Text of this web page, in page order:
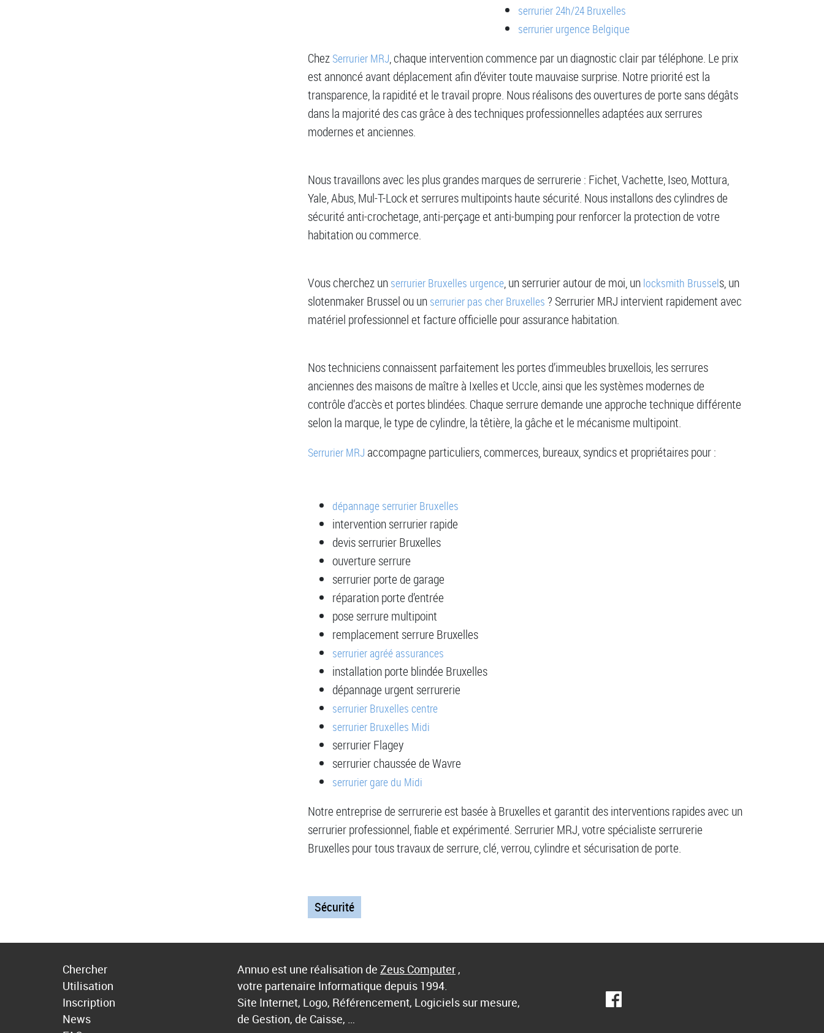
serrurier 24h/24 Bruxelles
serrurier urgence Belgique
Chez Serrurier MRJ, chaque intervention commence par un diagnostic clair par téléphone. Le prix
est annoncé avant déplacement afin d’éviter toute mauvaise surprise. Notre priorité est la
transparence, la rapidité et le travail propre. Nous réalisons des ouvertures de porte sans dégâts
dans la majorité des cas grâce à des techniques professionnelles adaptées aux serrures
modernes et anciennes.
Nous travaillons avec les plus grandes marques de serrurerie : Fichet, Vachette, Iseo, Mottura,
Yale, Abus, Mul-T-Lock et serrures multipoints haute sécurité. Nous installons des cylindres de
sécurité anti-crochetage, anti-perçage et anti-bumping pour renforcer la protection de votre
habitation ou commerce.
Vous cherchez un serrurier Bruxelles urgence, un serrurier autour de moi, un locksmith Brussels, un
slotenmaker Brussel ou un serrurier pas cher Bruxelles ? Serrurier MRJ intervient rapidement avec
matériel professionnel et facture officielle pour assurance habitation.
Nos techniciens connaissent parfaitement les portes d’immeubles bruxellois, les serrures
anciennes des maisons de maître à Ixelles et Uccle, ainsi que les systèmes modernes de
contrôle d’accès et portes blindées. Chaque serrure demande une approche technique différente
selon la marque, le type de cylindre, la têtière, la gâche et le mécanisme multipoint.
Serrurier MRJ accompagne particuliers, commerces, bureaux, syndics et propriétaires pour :
dépannage serrurier Bruxelles
intervention serrurier rapide
devis serrurier Bruxelles
ouverture serrure
serrurier porte de garage
réparation porte d’entrée
pose serrure multipoint
remplacement serrure Bruxelles
serrurier agréé assurances
installation porte blindée Bruxelles
dépannage urgent serrurerie
serrurier Bruxelles centre
serrurier Bruxelles Midi
serrurier Flagey
serrurier chaussée de Wavre
serrurier gare du Midi
Notre entreprise de serrurerie est basée à Bruxelles et garantit des interventions rapides avec un
serrurier professionnel, fiable et expérimenté. Serrurier MRJ, votre spécialiste serrurerie
Bruxelles pour tous travaux de serrure, clé, verrou, cylindre et sécurisation de porte.
Sécurité
Chercher
Utilisation
Inscription
News
Annuo est une réalisation de Zeus Computer ,
votre partenaire Informatique depuis 1994.
Site Internet, Logo, Référencement, Logiciels sur mesure,
de Gestion, de Caisse, …